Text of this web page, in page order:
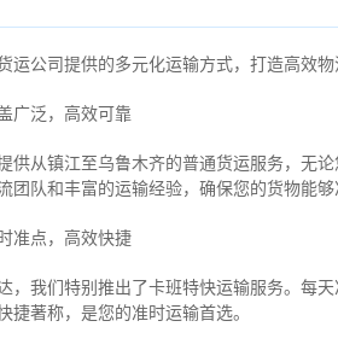
运公司提供的多元化运输方式，打造高效
广泛，高效可靠
供从镇江至乌鲁木齐的普通货运服务，无
团队和丰富的运输经验，确保您的货物能够
准点，高效快捷
，我们特别推出了卡班特快运输服务。每
捷著称，是您的准时运输首选。